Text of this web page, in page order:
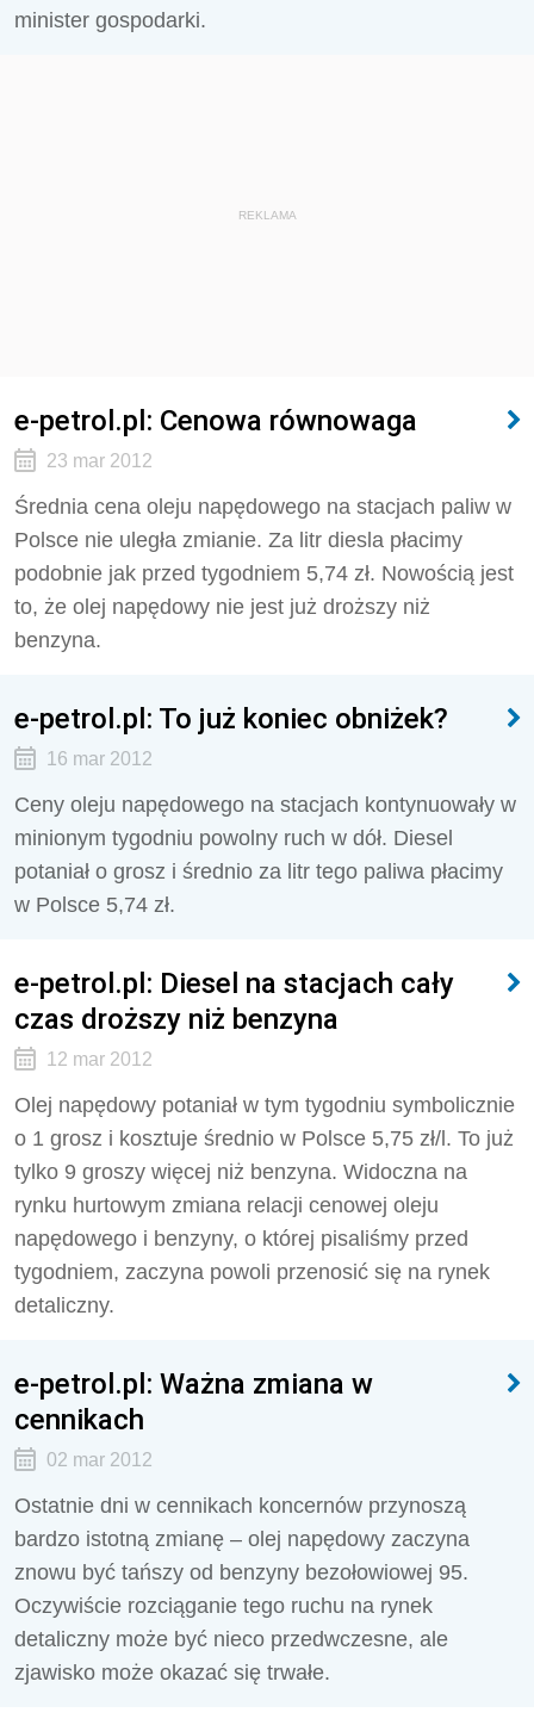
minister gospodarki.
REKLAMA
e-petrol.pl: Cenowa równowaga
23 mar 2012
Średnia cena oleju napędowego na stacjach paliw w
Polsce nie uległa zmianie. Za litr diesla płacimy
podobnie jak przed tygodniem 5,74 zł. Nowością jest
to, że olej napędowy nie jest już droższy niż
benzyna.
e-petrol.pl: To już koniec obniżek?
16 mar 2012
Ceny oleju napędowego na stacjach kontynuowały w
minionym tygodniu powolny ruch w dół. Diesel
potaniał o grosz i średnio za litr tego paliwa płacimy
w Polsce 5,74 zł.
e-petrol.pl: Diesel na stacjach cały
czas droższy niż benzyna
12 mar 2012
Olej napędowy potaniał w tym tygodniu symbolicznie
o 1 grosz i kosztuje średnio w Polsce 5,75 zł/l. To już
tylko 9 groszy więcej niż benzyna. Widoczna na
rynku hurtowym zmiana relacji cenowej oleju
napędowego i benzyny, o której pisaliśmy przed
tygodniem, zaczyna powoli przenosić się na rynek
detaliczny.
e-petrol.pl: Ważna zmiana w
cennikach
02 mar 2012
Ostatnie dni w cennikach koncernów przynoszą
bardzo istotną zmianę – olej napędowy zaczyna
znowu być tańszy od benzyny bezołowiowej 95.
Oczywiście rozciąganie tego ruchu na rynek
detaliczny może być nieco przedwczesne, ale
zjawisko może okazać się trwałe.